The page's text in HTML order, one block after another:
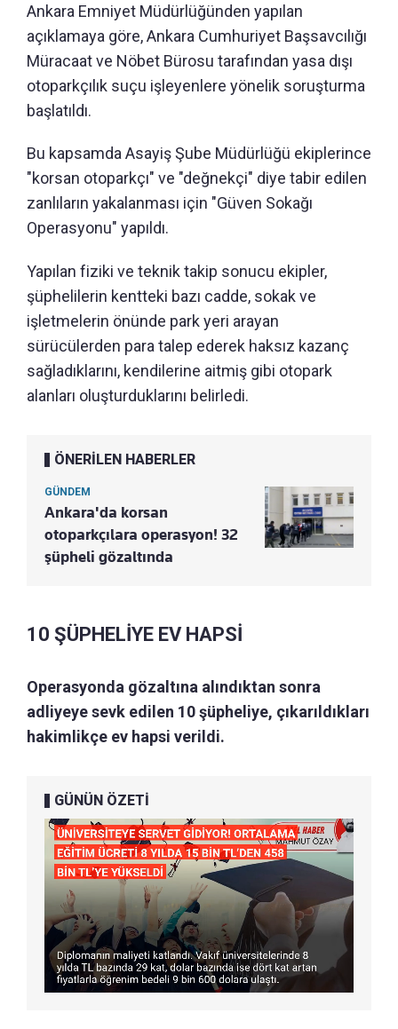
Ankara Emniyet Müdürlüğünden yapılan
açıklamaya göre, Ankara Cumhuriyet Başsavcılığı
Müracaat ve Nöbet Bürosu tarafından yasa dışı
otoparkçılık suçu işleyenlere yönelik soruşturma
başlatıldı.
Bu kapsamda Asayiş Şube Müdürlüğü ekiplerince
"korsan otoparkçı" ve "değnekçi" diye tabir edilen
zanlıların yakalanması için "Güven Sokağı
Operasyonu" yapıldı.
Yapılan fiziki ve teknik takip sonucu ekipler,
şüphelilerin kentteki bazı cadde, sokak ve
işletmelerin önünde park yeri arayan
sürücülerden para talep ederek haksız kazanç
sağladıklarını, kendilerine aitmiş gibi otopark
alanları oluşturduklarını belirledi.
ÖNERİLEN HABERLER
GÜNDEM
Ankara'da korsan
otoparkçılara operasyon! 32
şüpheli gözaltında
10 ŞÜPHELİYE EV HAPSİ
Operasyonda gözaltına alındıktan sonra
adliyeye sevk edilen 10 şüpheliye, çıkarıldıkları
hakimlikçe ev hapsi verildi.
GÜNÜN ÖZETİ